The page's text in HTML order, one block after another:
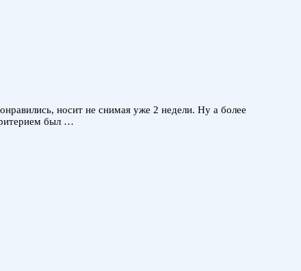
носит не снимая уже 2 недели. Ну а более
был …